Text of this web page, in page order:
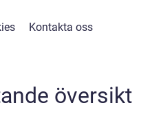
Kontakta oss
översikt